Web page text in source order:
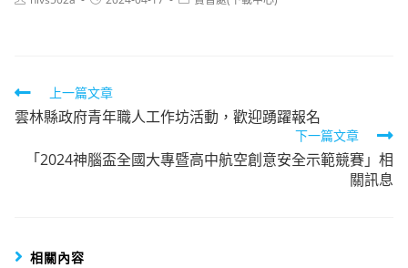
Read
more
articles
上一篇文章
雲林縣政府青年職人工作坊活動，歡迎踴躍報名
下一篇文章
「2024神腦盃全國大專暨高中航空創意安全示範競賽」相
關訊息
相關內容